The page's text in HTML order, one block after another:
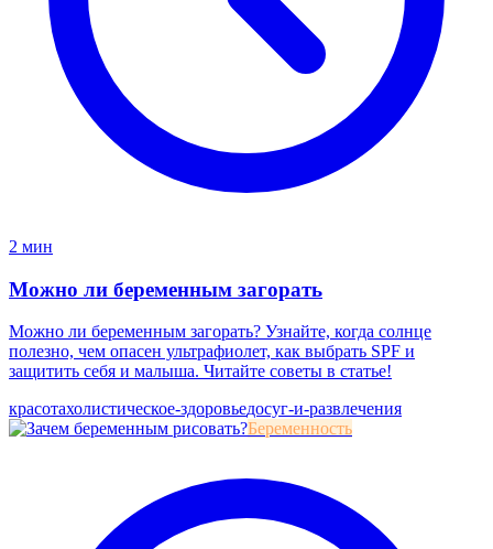
2 мин
Можно ли беременным загорать
Можно ли беременным загорать? Узнайте, когда солнце
полезно, чем опасен ультрафиолет, как выбрать SPF и
защитить себя и малыша. Читайте советы в статье!
красотахолистическое-здоровьедосуг-и-развлечения
Беременность